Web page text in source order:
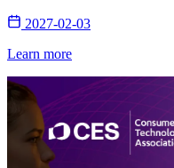
2027-02-03
Learn more